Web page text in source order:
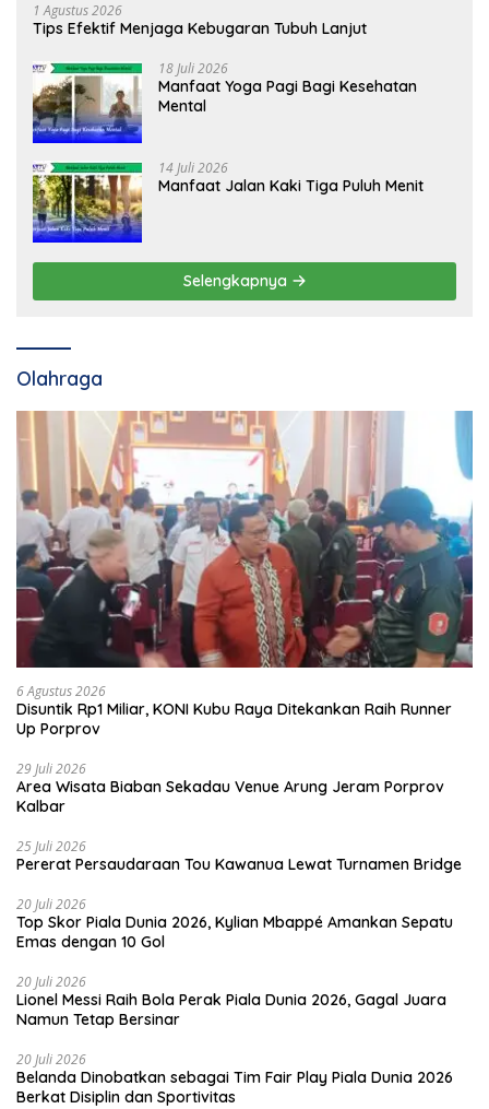
1 Agustus 2026
Tips Efektif Menjaga Kebugaran Tubuh Lanjut
18 Juli 2026
Manfaat Yoga Pagi Bagi Kesehatan
Mental
14 Juli 2026
Manfaat Jalan Kaki Tiga Puluh Menit
Selengkapnya
Olahraga
6 Agustus 2026
Disuntik Rp1 Miliar, KONI Kubu Raya Ditekankan Raih Runner
Up Porprov
29 Juli 2026
Area Wisata Biaban Sekadau Venue Arung Jeram Porprov
Kalbar
25 Juli 2026
Pererat Persaudaraan Tou Kawanua Lewat Turnamen Bridge
20 Juli 2026
Top Skor Piala Dunia 2026, Kylian Mbappé Amankan Sepatu
Emas dengan 10 Gol
20 Juli 2026
Lionel Messi Raih Bola Perak Piala Dunia 2026, Gagal Juara
Namun Tetap Bersinar
20 Juli 2026
Belanda Dinobatkan sebagai Tim Fair Play Piala Dunia 2026
Berkat Disiplin dan Sportivitas